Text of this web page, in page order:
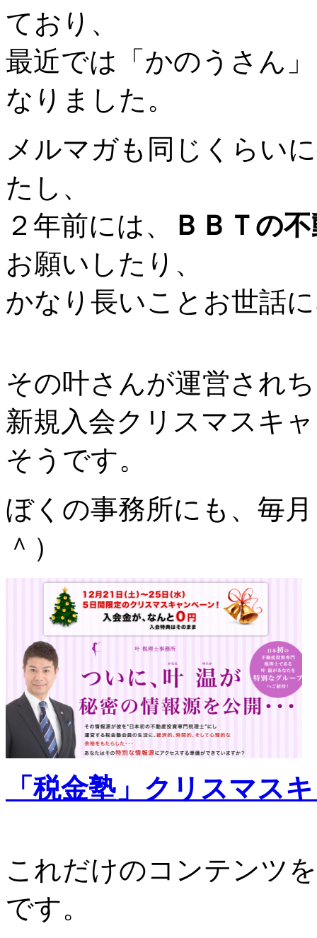
ており、
最近では「かのうさん
なりました。
メルマガも同じくらい
たし、
２年前には、
ＢＢＴの
お願いしたり、
かなり長いことお世話
その叶さんが運営され
新規入会クリスマスキ
そうです。
ぼくの事務所にも、毎
＾）
「税金塾」クリスマス
これだけのコンテンツ
です。